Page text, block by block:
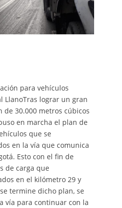
para vehículos
LlanoTras lograr un gran
de 30.000 metros cúbicos
en marcha el plan de
que se
en la vía que comunica
Esto con el fin de
de carga que
en el kilómetro 29 y
termine dicho plan, se
vía para continuar con la